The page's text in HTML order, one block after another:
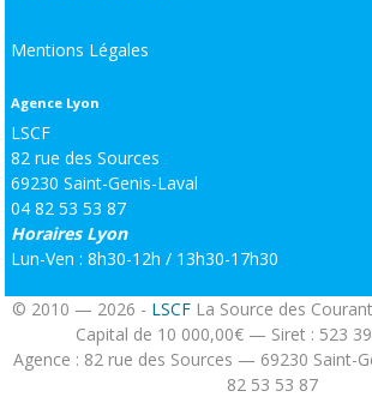
Mentions Légales
Agence Lyon
LSCF
82 rue des Sources
69230 Saint-Genis-Laval
04 82 53 53 87
Horaires Lyon
Lun-Ven : 8h30-12h / 13h30-17h30
© 2010 — 2026 - LSCFLa Source des
Capital de 10 000,00€ — Siret : 523
Agence : 82 rue des Sources — 69230 Saint-
82 53 53 87